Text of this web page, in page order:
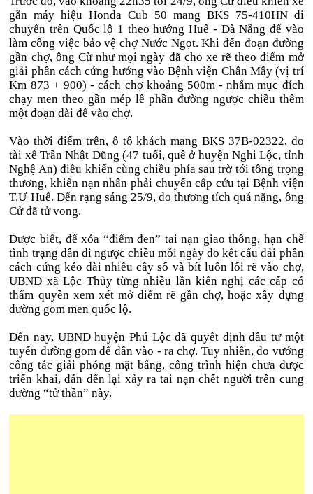
gắn máy hiệu Honda Cub 50 mang BKS 75-410HN di
chuyển trên Quốc lộ 1 theo hướng Huế - Đà Nẵng để vào
làm công việc bảo vệ chợ Nước Ngọt. Khi đến đoạn đường
gần chợ, ông Cừ như mọi ngày đã cho xe rẽ theo điểm mở
giải phân cách cứng hướng vào Bệnh viện Chân Mây (vị trí
Km 873 + 900) - cách chợ khoảng 500m - nhằm mục đích
chạy men theo gần mép lề phần đường ngược chiều thêm
một đoạn dài để vào chợ.
Vào thời điểm trên, ô tô khách mang BKS 37B-02322, do
tài xế Trần Nhật Dũng (47 tuổi, quê ở huyện Nghi Lộc, tỉnh
Nghệ An) điều khiển cùng chiều phía sau trờ tới tông trọng
thương, khiến nạn nhân phải chuyển cấp cứu tại Bệnh viện
T.Ư Huế. Đến rạng sáng 25/9, do thương tích quá nặng, ông
Cử đã tử vong.
Được biết, để xóa “điểm đen” tai nạn giao thông, hạn chế
tình trạng dân đi ngược chiều mỗi ngày do kết cấu dải phân
cách cứng kéo dài nhiều cây số và bít luôn lối rẽ vào chợ,
UBND xã Lộc Thủy từng nhiều lần kiến nghị các cấp có
thẩm quyền xem xét mở điểm rẽ gần chợ, hoặc xây dựng
đường gom men quốc lộ.
Đến nay, UBND huyện Phú Lộc đã quyết định đầu tư một
tuyến đường gom để dân vào - ra chợ. Tuy nhiên, do vướng
công tác giải phóng mặt bằng, công trình hiện chưa được
triển khai, dẫn đến lại xảy ra tai nạn chết người trên cung
đường “tử thần” này.